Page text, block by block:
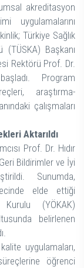
akreditasyon
uygulamalarını
Türkiye Sağlık
Başkanı
Rektörü Prof. Dr.
Program
araştırma-
çalışmaları
Aktarıldı
Prof. Dr. Hıdır
Bildirimler ve İyi
Sunumda,
elde ettiği
(YÖKAK)
belirlenen
uygulamaları,
öğrenci